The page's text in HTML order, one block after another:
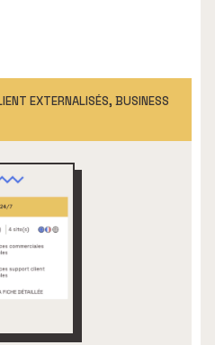
EXTERNALISÉS, BUSINESS